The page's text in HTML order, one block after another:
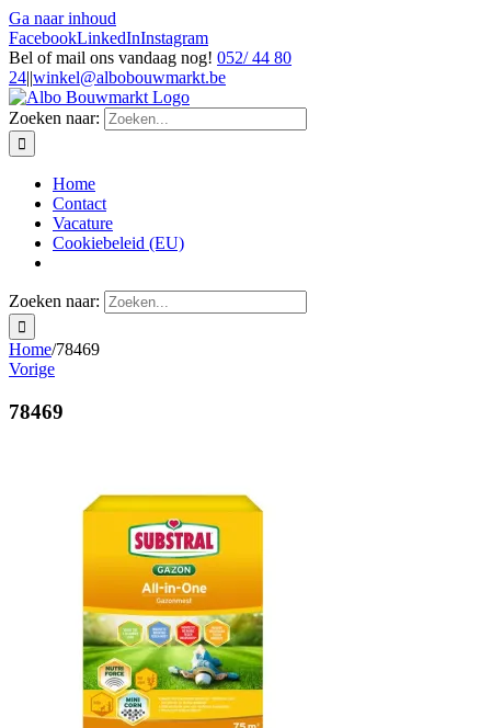
Ga naar inhoud
FacebookLinkedInInstagram
Bel of mail ons vandaag nog! 052/ 44 80
24||winkel@albobouwmarkt.be
Zoeken naar:
Home
Contact
Vacature
Cookiebeleid (EU)
Zoeken naar:
Home/78469
Vorige
78469